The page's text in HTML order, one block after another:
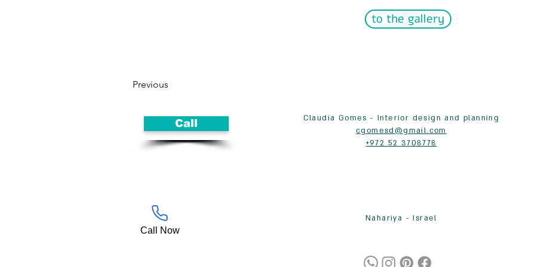
to the gallery
Previous
Call
Claudia Gomes - Interior design and planning
cgomesd@gmail.com
+972 52 3708778
Call Now
Nahariya - Israel